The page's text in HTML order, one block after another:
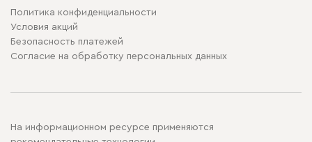
Политика конфиденциальности
Условия акций
Безопасность платежей
Cогласие на обработку персональных данных
На информационном ресурсе применяются